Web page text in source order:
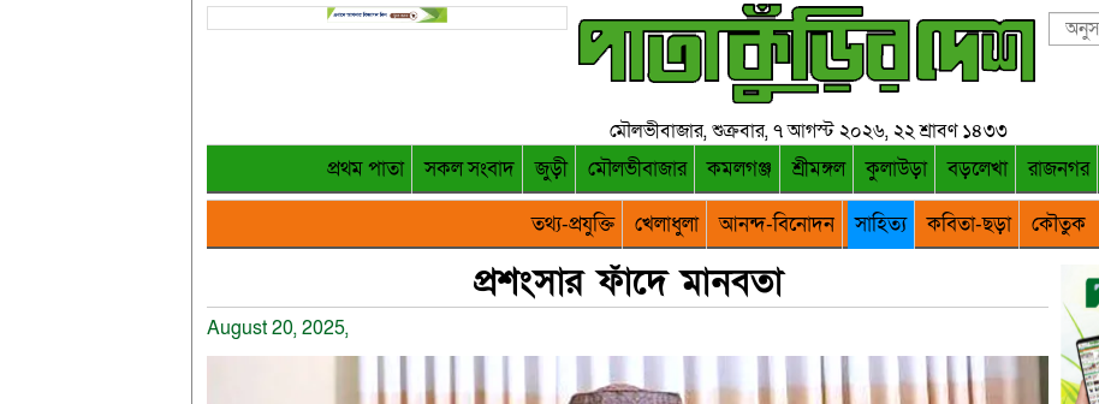
মৌলভীবাজার, শুক্রবার, ৭ আগস্ট ২০২৬, ২২ শ্রাবণ ১৪৩৩
প্রথম পাতা সকল সংবাদ জুড়ী মৌলভীবাজার কমলগঞ্জ শ্রীমঙ্গল কুলাউড়া বড়লেখা রাজনগর
তথ্য-প্রযুক্তি
খেলাধুলা আনন্দ-বিনোদন সাহিত্য কবিতা-ছড়া কৌতুক
প্রশংসার ফাঁদে মানবতা
August 20, 2025,